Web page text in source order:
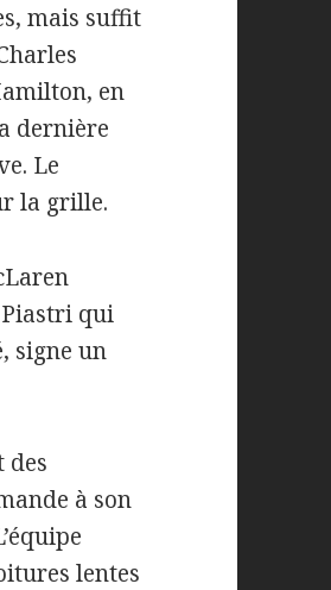
mais suffit
en
dernière
Le
la grille.
Piastri qui
signe un
des
à son
lentes